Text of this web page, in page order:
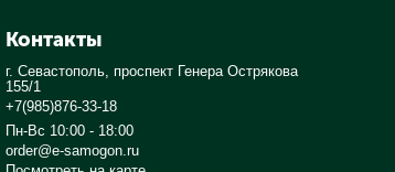
Контакты
г. Севастополь, проспект Генера Острякова
155/1
+7(985)876-33-18
Пн-Вс 10:00 - 18:00
order@e-samogon.ru